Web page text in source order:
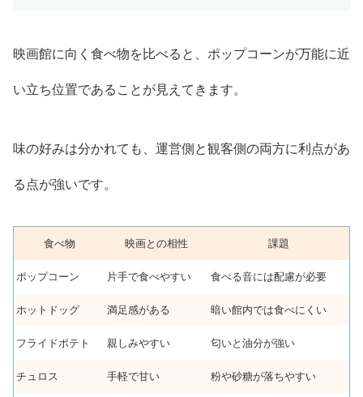
映画館に向く食べ物を比べると、ポップコーンが万能に近
い立ち位置であることが見えてきます。
味の好みは分かれても、運営側と観客側の両方に利点があ
る点が強いです。
食べ物 映画との相性 課題
ポップコーン 片手で食べやすい 食べる音には配慮が必要
ホットドッグ 満足感がある 暗い館内では食べにくい
フライドポテト 親しみやすい 匂いと油分が強い
チュロス 手軽で甘い 粉や砂糖が落ちやすい